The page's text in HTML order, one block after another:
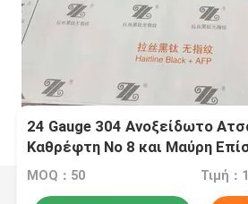
24 Gauge 304 Ανοξείδωτο
Καθρέφτη Νο 8 και Μαύρη
MOQ：50 Τιμή：